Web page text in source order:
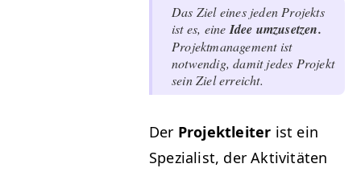
Das Ziel eines jeden Pro­jek­ts
ist es, eine Idee umzuset­zen.
Pro­jek­t­man­age­ment ist
notwendig, damit jedes Pro­jekt
sein Ziel erreicht.
Der Pro­jek­tleit­er ist ein
Spezial­ist, der Aktiv­itäten